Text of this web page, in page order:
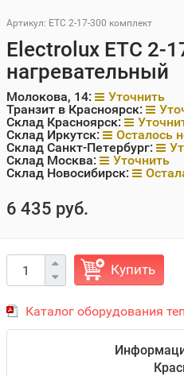
Артикул: ETC 2-17-300 комплект
Electrolux ETC 2-
нагревательный
Молокова, 14:
Уточнить
Транзит в Красноярск:
Склад Красноярск:
Склад Иркутск:
Осталось
Склад Санкт-Петербург:
Склад Москва:
Уточнить
Склад Новосибирск:
6 435 руб.
Купить
Каталог оборудования